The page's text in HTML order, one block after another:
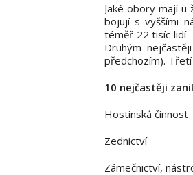
Jaké obory mají u
bojují s vyššími
téměř 22 tisíc lidí
Druhým
předchozím).
10 nejčastěji
Hostinská činnost
Zednictví
Zámečnictví,